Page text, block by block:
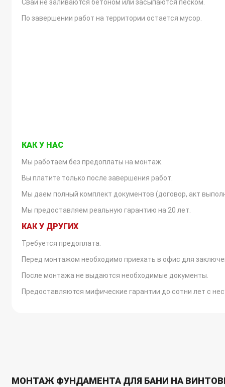
Сваи не заливаются бетоном или засыпаются песком.
По завершении работ на территории остается мусор.
КАК У НАС
Мы работаем без предоплаты на монтаж.
Вы платите только после завершения работ.
Мы даем полный комплект документов (договор, акт
Мы предоставляем реальную гарантию на 20 лет.
КАК У ДРУГИХ
Требуется предоплата.
Перед монтажом необходимо приехать в офис для
После монтажа не выдаются необходимые документы.
Предоставляются мифические гарантии до сотни лет с
МОНТАЖ ФУНДАМЕНТА ДЛЯ БАНИ НА